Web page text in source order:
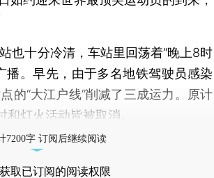
十分冷清，车站里回荡着“晚上8时
播。早先，由于多名地铁驾驶员感染
的“大江户线”削减了三成运力。原计
灯火活动皆被取消。
7200字 订阅后继续阅读
取已订阅的阅读权限